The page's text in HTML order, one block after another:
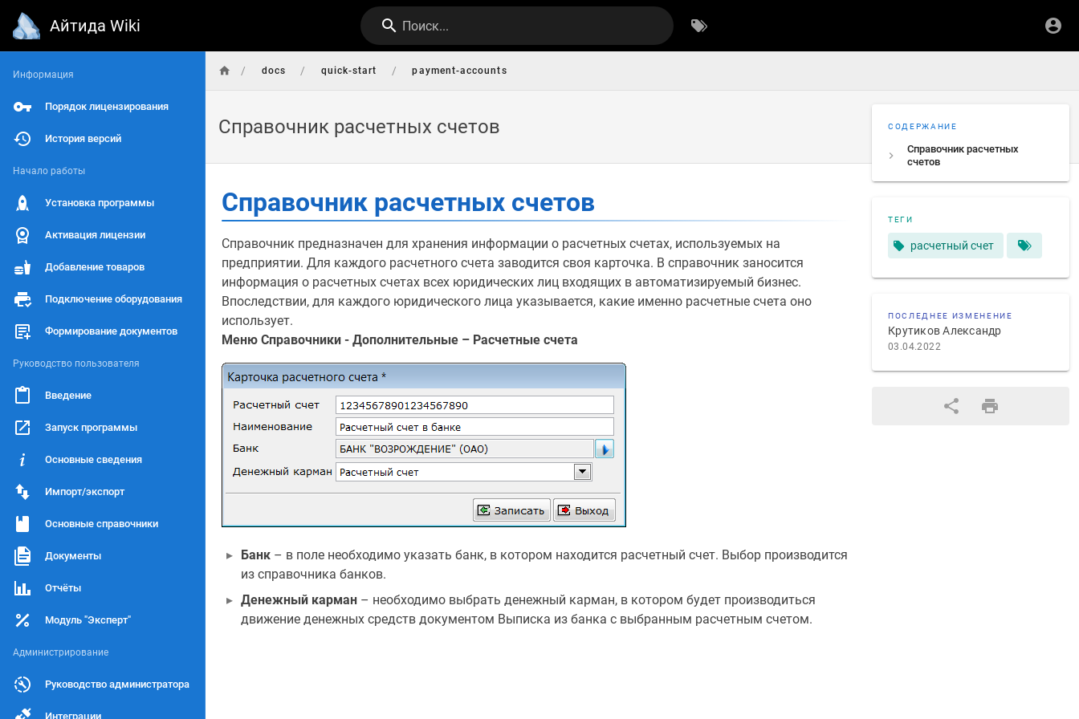
Айтида Wiki Поиск...
Информация
Порядок лицензирования
История версий
Начало работы
Установка программы
Активация лицензии
Добавление товаров
Подключение оборудования
Формирование документов
Руководство пользователя
Введение
Запуск программы
Основные сведения
Импорт/экспорт
Основные справочники
Документы
Отчёты
Модуль "Эксперт"
Администрирование
Руководство администратора
Интеграции
/ docs / quick-start / payment-accounts
Справочник расчетных счетов СОДЕРЖАНИЕ
Справочник расчетных
счетов
ТЕГИ
расчетный счет
ПОСЛЕДНЕЕ ИЗМЕНЕНИЕ
Крутиков Александр
03.04.2022
Справочник расчетных счетов
Справочник предназначен для хранения информации о расчетных счетах, используемых на
предприятии. Для каждого расчетного счета заводится своя карточка. В справочник заносится
информация о расчетных счетах всех юридических лиц входящих в автоматизируемый бизнес.
Впоследствии, для каждого юридического лица указывается, какие именно расчетные счета оно
использует.
Меню Справочники - Дополнительные – Расчетные счета
Банк – в поле необходимо указать банк, в котором находится расчетный счет. Выбор производится
из справочника банков.
Денежный карман – необходимо выбрать денежный карман, в котором будет производиться
движение денежных средств документом Выписка из банка с выбранным расчетным счетом.